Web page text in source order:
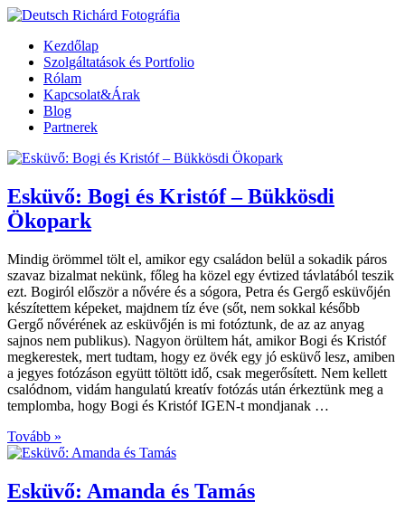
Kezdőlap
Szolgáltatások és Portfolio
Rólam
Kapcsolat&Árak
Blog
Partnerek
Esküvő: Bogi és Kristóf – Bükkösdi
Ökopark
Mindig örömmel tölt el, amikor egy családon belül a sokadik páros
szavaz bizalmat nekünk, főleg ha közel egy évtized távlatából teszik
ezt. Bogiról először a nővére és a sógora, Petra és Gergő esküvőjén
készítettem képeket, majdnem tíz éve (sőt, nem sokkal később
Gergő nővérének az esküvőjén is mi fotóztunk, de az az anyag
sajnos nem publikus). Nagyon örültem hát, amikor Bogi és Kristóf
megkerestek, mert tudtam, hogy ez övék egy jó esküvő lesz, amiben
a jegyes fotózáson együtt töltött idő, csak megerősített. Nem kellett
csalódnom, vidám hangulatú kreatív fotózás után érkeztünk meg a
templomba, hogy Bogi és Kristóf IGEN-t mondjanak …
Tovább »
Esküvő: Amanda és Tamás